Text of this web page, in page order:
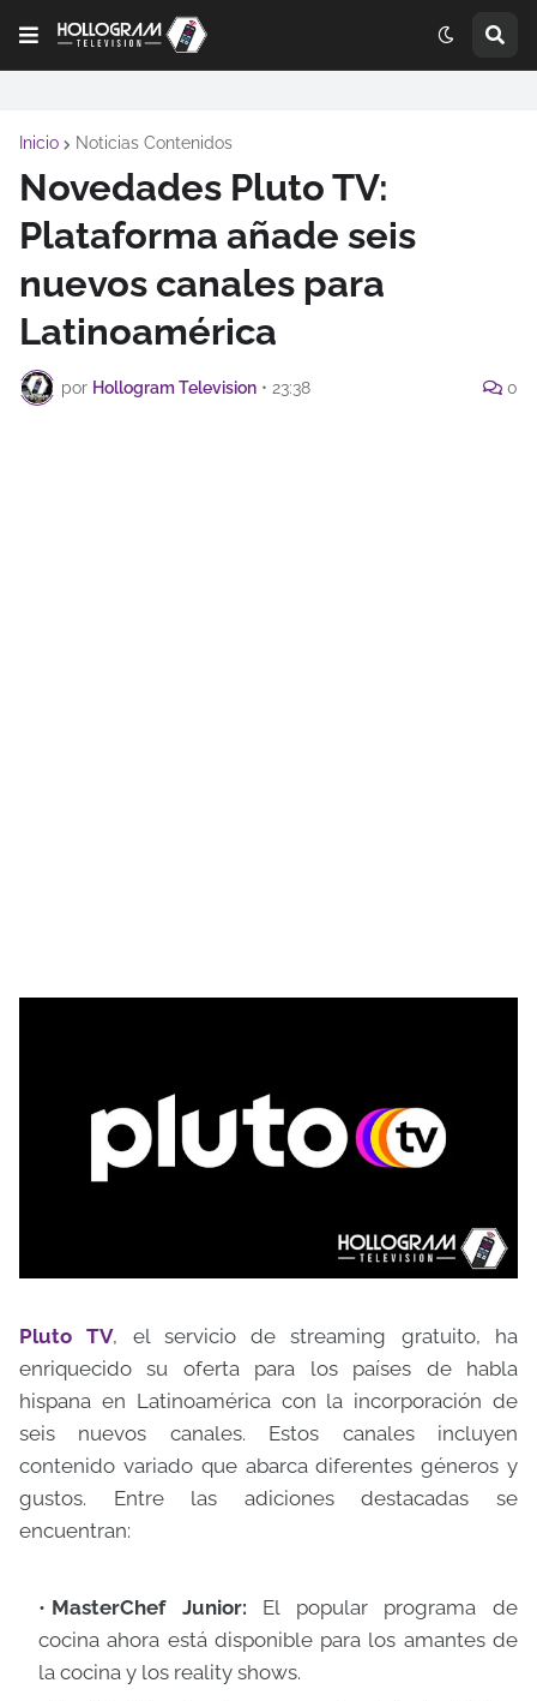
Inicio Noticias Contenidos
Novedades Pluto TV:
Plataforma añade seis
nuevos canales para
Latinoamérica
por Hollogram Television • 23:38 0
Pluto TV, el servicio de streaming gratuito, ha
enriquecido su oferta para los países de habla
hispana en Latinoamérica con la incorporación de
seis nuevos canales. Estos canales incluyen
contenido variado que abarca diferentes géneros y
gustos. Entre las adiciones destacadas se
encuentran:
MasterChef Junior: El popular programa de
cocina ahora está disponible para los amantes de
la cocina y los reality shows.